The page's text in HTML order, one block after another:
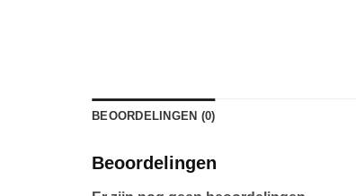
BEOORDELINGEN (0)
Beoordelingen